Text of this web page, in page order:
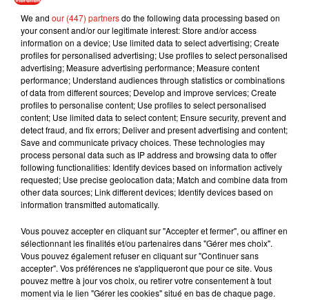
Musique
7 août 2026
Julien Lieb s’essaye à la vie de chatelain
dans son nouveau clip
7 août 2026
Madonna sort enfin le remix de « Love
Sensation » avec Kylie Minogue
We and our (447) partnersdo the following data processing based on
your consent and/or our legitimate interest: Store and/or access
information on a device; Use limited data to select advertising; Create
profiles for personalised advertising; Use profiles to select personalised
advertising; Measure advertising performance; Measure content
performance; Understand audiences through statistics or combinations
of data from different sources; Develop and improve services; Create
profiles to personalise content; Use profiles to select personalised
content; Use limited data to select content; Ensure security, prevent and
detect fraud, and fix errors; Deliver and present advertising and content;
Save and communicate privacy choices. These technologies may
process personal data such as IP address and browsing data to offer
following functionalities: Identify devices based on information actively
requested; Use precise geolocation data; Match and combine data from
other data sources; Link different devices; Identify devices based on
information transmitted automatically.
Vous pouvez accepter en cliquant sur "Accepter et fermer", ou affiner en
sélectionnant les finalités et/ou partenaires dans "Gérer mes choix".
Vous pouvez également refuser en cliquant sur "Continuer sans
accepter". Vos préférences ne s'appliqueront que pour ce site. Vous
pouvez mettre à jour vos choix, ou retirer votre consentement à tout
moment via le lien "Gérer les cookies" situé en bas de chaque page.